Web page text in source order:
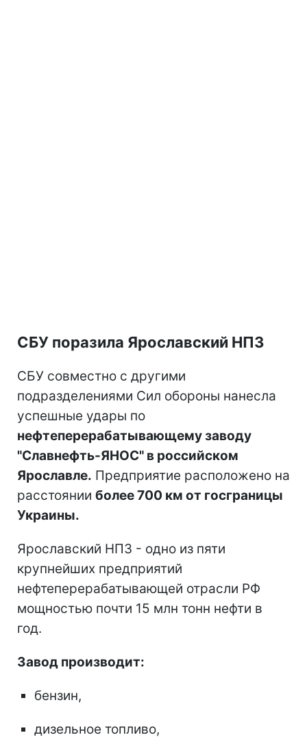
СБУ поразила Ярославский НПЗ
СБУ совместно с другими
подразделениями Сил обороны нанесла
успешные удары по
нефтеперерабатывающему заводу
"Славнефть-ЯНОС" в российском
Ярославле. Предприятие расположено на
расстоянии более 700 км от госграницы
Украины.
Ярославский НПЗ - одно из пяти
крупнейших предприятий
нефтеперерабатывающей отрасли РФ
мощностью почти 15 млн тонн нефти в
год.
Завод производит:
бензин,
дизельное топливо,